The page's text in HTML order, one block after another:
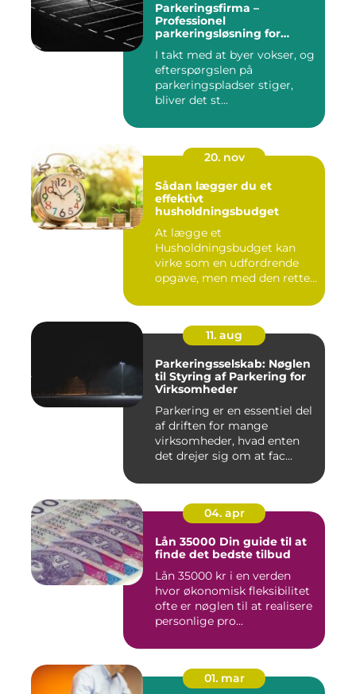
Parkeringsfirma –
Professionel
parkeringsløsning for
I takt med at byer vokser, og
efterspørgslen på
parkeringspladser stiger,
bliver det st...
20. nov
Sådan lægger du et
effektivt
husholdningsbudget
At lægge et
Husholdningsbudget kan
virke som en udfordrende
opgave, men med den rette
11. aug
Parkeringsselskab: Nøglen
til Styring af Parkering for
Virksomheder
Parkering er en essentiel del
af driften for mange
virksomheder, hvad enten
det drejer sig om at fac...
04. apr
Lån 35000 Din guide til at
finde det bedste tilbud
Lån 35000 kr i en verden
hvor økonomisk fleksibilitet
ofte er nøglen til at realisere
personlige pro...
01. mar